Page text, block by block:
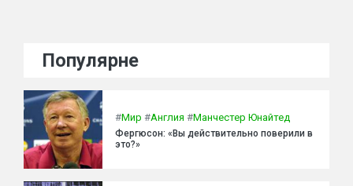
Популярне
#Мир #Англия #Манчестер Юнайтед
Фергюсон: «Вы действительно поверили в
это?»